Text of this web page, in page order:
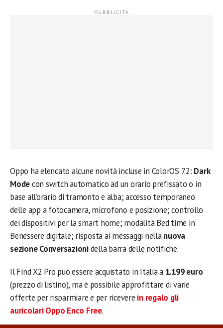
Oppo ha elencato alcune novità incluse in ColorOS 7.2: Dark
Modecon switch automatico ad un orario prefissato o in
base all’orario di tramonto e alba; accesso temporaneo
delle app a fotocamera, microfono e posizione; controllo
dei dispositivi per la smart home; modalità Bed time in
Benessere digitale; risposta ai messaggi nellanuova
sezione Conversazionidella barra delle notifiche.
Il Find X2 Pro può essere acquistato in Italia a 1.199 euro
(prezzo di listino), ma è possibile approfittare di varie
offerte per risparmiare e per ricevere in regalo gli
auricolari Oppo Enco Free.